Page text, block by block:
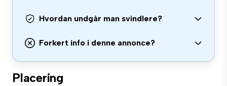
Hvordan undgår man svindlere?
Forkert info i denne annonce?
Placering